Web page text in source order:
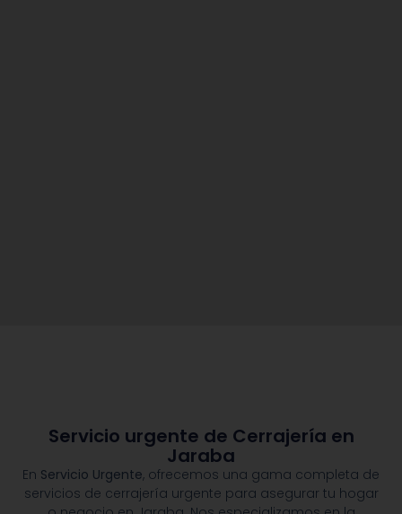
Servicio urgente de Cerrajería en
Jaraba
En Servicio Urgente, ofrecemos una gama completa de
servicios de cerrajería urgente para asegurar tu hogar